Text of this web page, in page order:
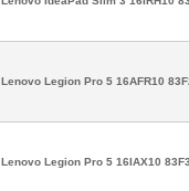
Lenovo Legion Pro 5 16AFR10
Lenovo Legion Pro 5 16IAX10